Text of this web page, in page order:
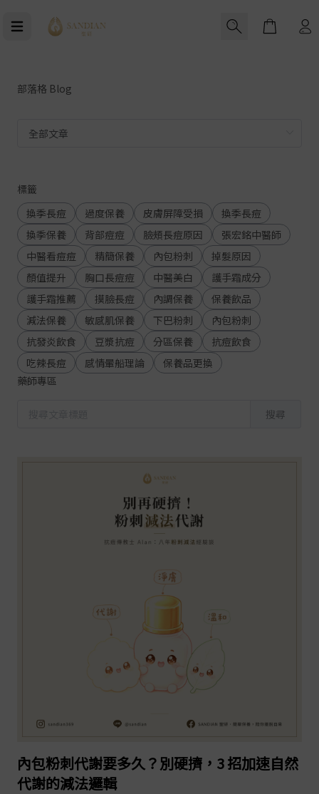
Cart
部落格 Blog
標籤
換季長痘
過度保養 皮膚屏障受損
換季長痘
換季保養
背部痘痘 臉頰長痘原因
張宏銘中醫師
中醫看痘痘
精簡保養 內包粉刺
掉髮原因
顏值提升
胸口長痘痘 中醫美白
護手霜成分
護手霜推薦
摸臉長痘 內調保養
保養飲品
減法保養
敏感肌保養 下巴粉刺
內包粉刺
抗發炎飲食
豆漿抗痘 分區保養
抗痘飲食
吃辣長痘
感情暈船理論
保養品更換
藥師專區
搜尋
2026-06-13 繼續閱讀
內包粉刺代謝要多久？別硬擠，3 招加速自然
代謝的減法邏輯